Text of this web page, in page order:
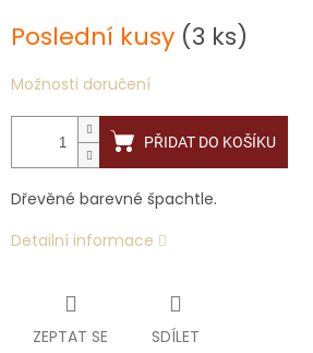
Poslední kusy (3 ks)
Možnosti doručení
PŘIDAT DO KOŠÍKU
Dřevěné barevné špachtle.
Detailní informace
ZEPTAT SE SDÍLET